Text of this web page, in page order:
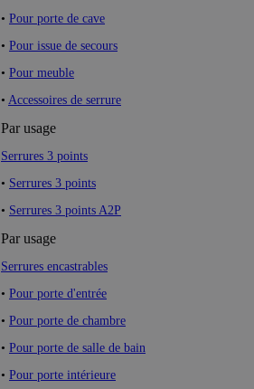
• Pour porte de cave
• Pour issue de secours
• Pour meuble
• Accessoires de serrure
Par usage
Serrures 3 points
• Serrures 3 points
• Serrures 3 points A2P
Par usage
Serrures encastrables
• Pour porte d'entrée
• Pour porte de chambre
• Pour porte de salle de bain
• Pour porte intérieure